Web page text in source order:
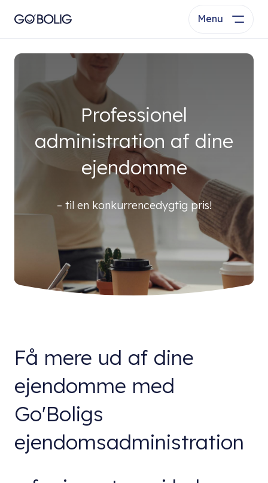
Menu
Professionel
administration af dine
ejendomme
– til en konkurrencedygtig pris!
Få mere ud af dine
ejendomme med
Go'Boligs
ejendomsadministration